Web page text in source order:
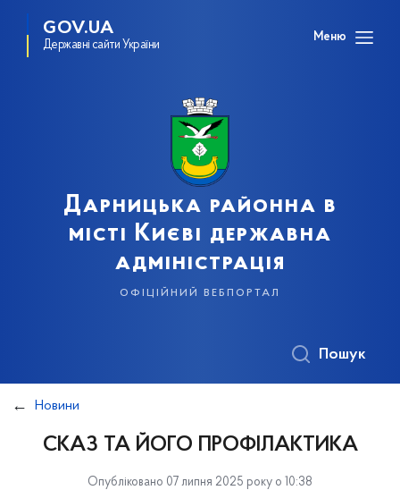
GOV.UA
Державні сайти України
Меню
Дарницька районна в
місті Києві державна
адміністрація
офіційний вебпортал
Пошук
Новини
СКАЗ ТА ЙОГО ПРОФІЛАКТИКА
Опубліковано 07 липня 2025 року о 10:38